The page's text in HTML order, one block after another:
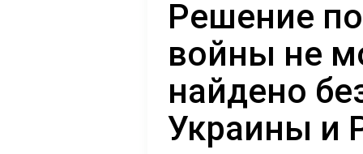
Решение
войны не
найдено
Украины и